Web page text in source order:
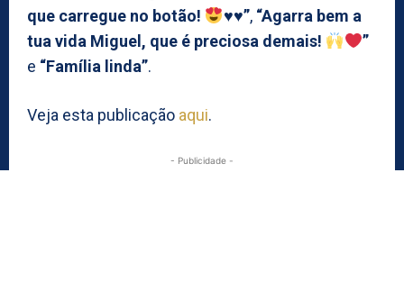
que carregue no botão!
♥️♥️”, “Agarra bem a
tua vida Miguel, que é preciosa demais!
”
e “Família linda”.
Veja esta publicação aqui.
- Publicidade -